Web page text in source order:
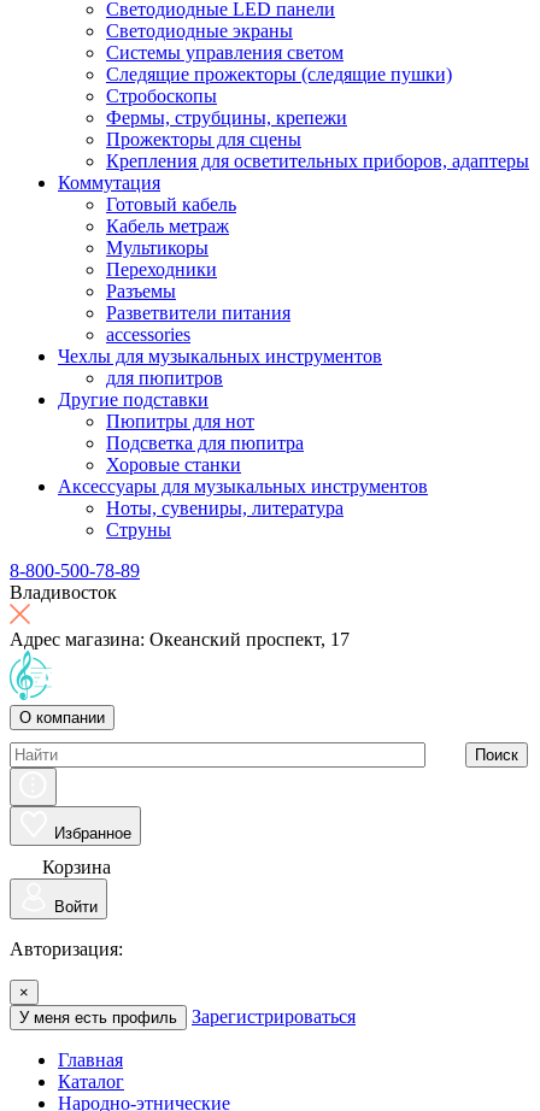
Светодиодные LED панели
Светодиодные экраны
Системы управления светом
Следящие прожекторы (следящие пушки)
Стробоскопы
Фермы, струбцины, крепежи
Прожекторы для сцены
Крепления для осветительных приборов, адаптеры
Коммутация
Готовый кабель
Кабель метраж
Мультикоры
Переходники
Разъемы
Разветвители питания
accessories
Чехлы для музыкальных инструментов
для пюпитров
Другие подставки
Пюпитры для нот
Подсветка для пюпитра
Хоровые станки
Аксессуары для музыкальных инструментов
Ноты, сувениры, литература
Струны
8-800-500-78-89
Владивосток
Адрес магазина: Океанский проспект, 17
О компании
Поиск
Избранное
Корзина
Войти
Авторизация:
×
У меня есть профиль
Зарегистрироваться
Главная
Каталог
Народно-этнические